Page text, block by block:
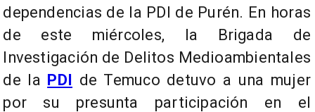
dependencias de la PDI de Purén. En horas
de este miércoles, la Brigada de
Investigación de Delitos Medioambientales
de la PDI de Temuco detuvo a una mujer
por su presunta participación en el